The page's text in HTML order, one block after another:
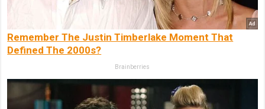
Remember The Justin Timberlake Moment That
Defined The 2000s?
Brainberries